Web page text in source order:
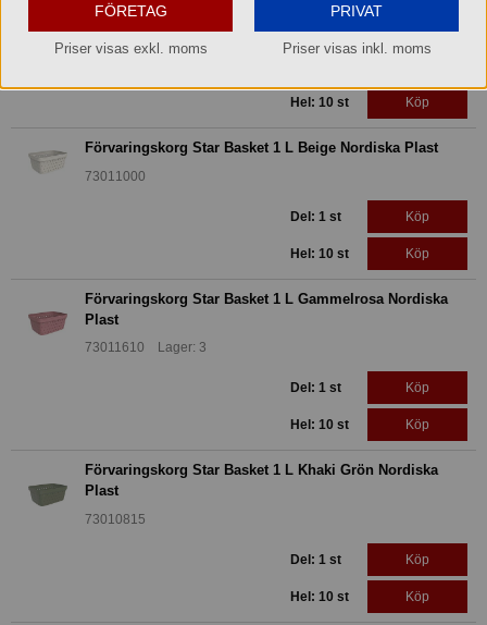
Hel: 10 st Köp
Förvaringskorg Star Basket 1 L Beige Nordiska Plast
73011000
Del: 1 st Köp
Hel: 10 st Köp
Förvaringskorg Star Basket 1 L Gammelrosa Nordiska
Plast
73011610 Lager: 3
Del: 1 st Köp
Hel: 10 st Köp
Förvaringskorg Star Basket 1 L Khaki Grön Nordiska
Plast
73010815
Del: 1 st Köp
Hel: 10 st Köp
FÖRETAG
Priser visas exkl. moms
PRIVAT
Priser visas inkl. moms